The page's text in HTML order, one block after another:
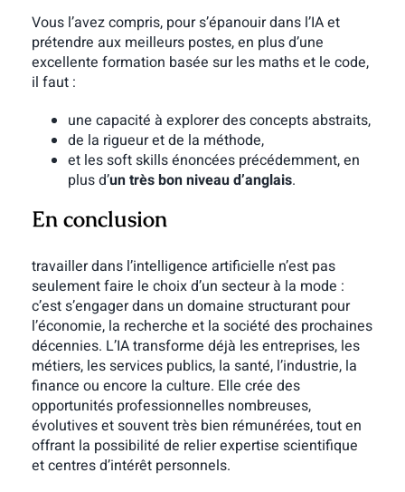
Vous l’avez compris, pour s’épanouir dans l’IA et
prétendre aux meilleurs postes, en plus d’une
excellente formation basée sur les maths et le code,
il faut :
une capacité à explorer des concepts abstraits,
de la rigueur et de la méthode,
et les soft skills énoncées précédemment, en
plus d’un très bon niveau d’anglais.
En conclusion
travailler dans l’intelligence artificielle n’est pas
seulement faire le choix d’un secteur à la mode :
c’est s’engager dans un domaine structurant pour
l’économie, la recherche et la société des prochaines
décennies. L’IA transforme déjà les entreprises, les
métiers, les services publics, la santé, l’industrie, la
finance ou encore la culture. Elle crée des
opportunités professionnelles nombreuses,
évolutives et souvent très bien rémunérées, tout en
offrant la possibilité de relier expertise scientifique
et centres d’intérêt personnels.